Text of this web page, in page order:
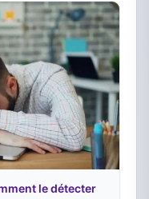
le détecter